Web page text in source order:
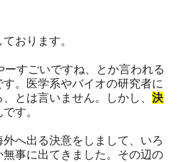
ております。
すごいですね、とか言われる
。医学系やバイオの研究者に
とは言いません。しかし、 決
です。
へ出る決意をしまして、いろ
事に出てきました。その辺の